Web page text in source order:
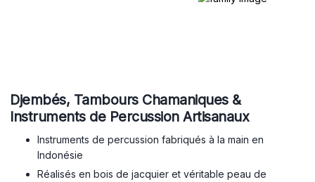
Djembés, Tambours Chamaniques &
Instruments de Percussion Artisanaux
Instruments de percussion fabriqués à la main en
Indonésie
Réalisés en bois de jacquier et véritable peau de